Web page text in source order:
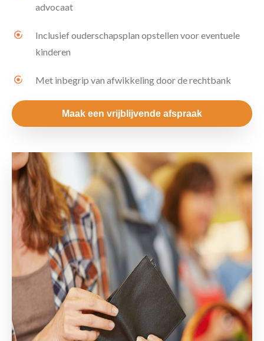
advocaat
Inclusief ouderschapsplan opstellen voor eventuele
kinderen
Met inbegrip van afwikkeling door de rechtbank
Maak een vrijblijvende afspraak
Contact Maak een afspraak